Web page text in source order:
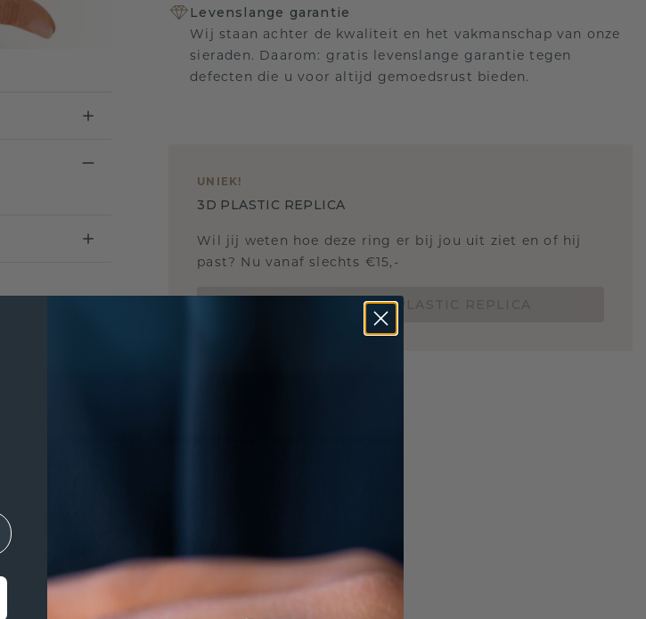
Levenslange garantie
Wij staan achter de kwaliteit en het vakmanschap van onze
sieraden. Daarom: gratis levenslange garantie tegen
defecten die u voor altijd gemoedsrust bieden.
UNIEK!
3D PLASTIC REPLICA
Wil jij weten hoe deze ring er bij jou uit ziet en of hij
past? Nu vanaf slechts €15,-
BESTEL EEN 3D PLASTIC REPLICA